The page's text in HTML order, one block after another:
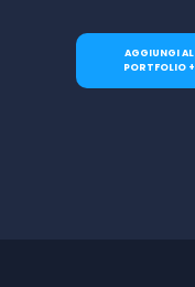
AGGIUNGI AL
PORTFOLIO +